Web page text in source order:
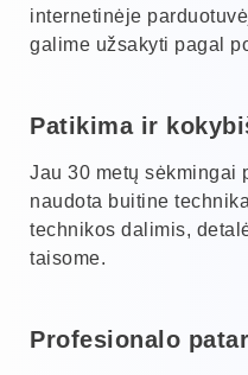
internetinėje
galime užsakyti pagal
Patikima ir
Jau 30 metų sėkmingai
naudota buitine
technikos dalimis,
taisome.
Profesionalo